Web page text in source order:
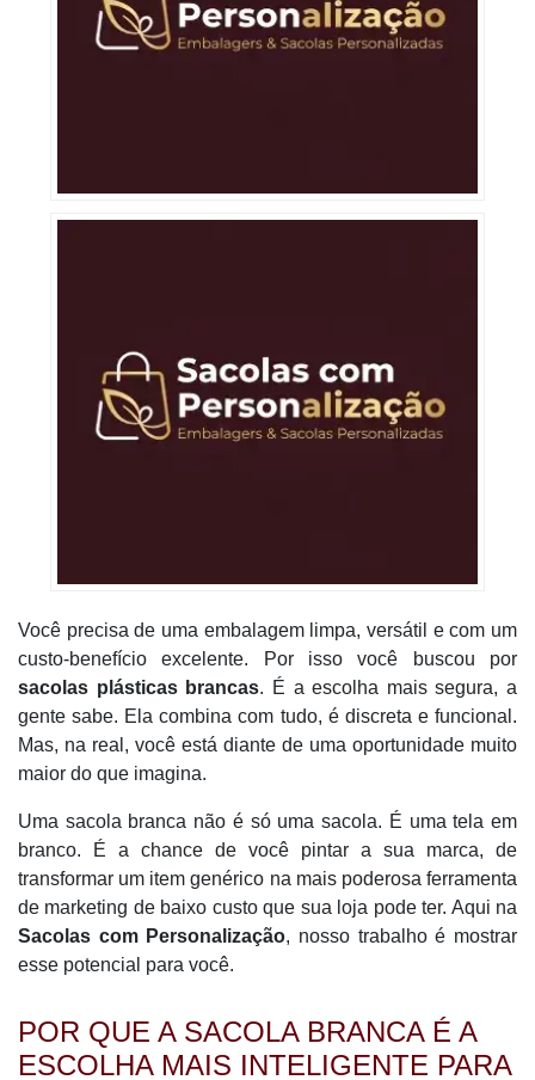
Você precisa de uma embalagem limpa, versátil e com um
custo-benefício excelente. Por isso você buscou por
sacolas plásticas brancas. É a escolha mais segura, a
gente sabe. Ela combina com tudo, é discreta e funcional.
Mas, na real, você está diante de uma oportunidade muito
maior do que imagina.
Uma sacola branca não é só uma sacola. É uma tela em
branco. É a chance de você pintar a sua marca, de
transformar um item genérico na mais poderosa ferramenta
de marketing de baixo custo que sua loja pode ter. Aqui na
Sacolas com Personalização, nosso trabalho é mostrar
esse potencial para você.
POR QUE A SACOLA BRANCA É A
ESCOLHA MAIS INTELIGENTE PARA